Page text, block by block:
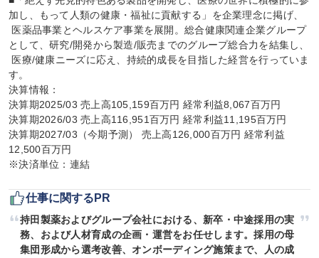
加し、もって人類の健康・福祉に貢献する」を企業理念に掲げ、
として、研究/開発から製造/販売までのグループ総合力を結集し、
す。
決算情報：
決算期2025/03 売上高105,159百万円 経常利益8,067百万円
決算期2026/03 売上高116,951百万円 経常利益11,195百万円
決算期2027/03（今期予測） 売上高126,000百万円 経常利益
12,500百万円
※決済単位：連結
仕事に関するPR
持田製薬およびグループ会社における、新卒・中途採用の実
務、および人材育成の企画・運営をお任せします。採用の母
集団形成から選考改善、オンボーディング施策まで、人の成